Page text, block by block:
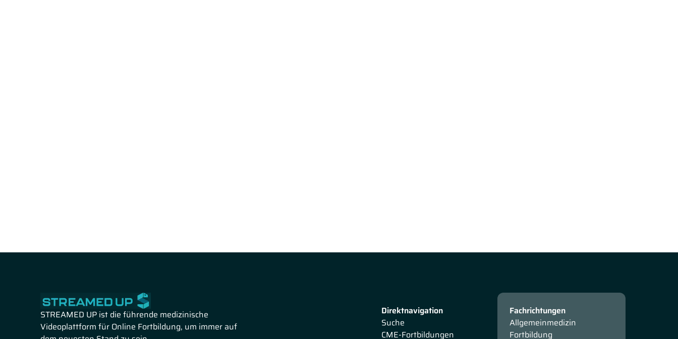
STREAMED UP ist die führende medizinische
Videoplattform für Online Fortbildung, um immer auf
Direktnavigation
Suche
CME-Fortbildungen
Fachrichtungen
Allgemeinmedizin
Fortbildung